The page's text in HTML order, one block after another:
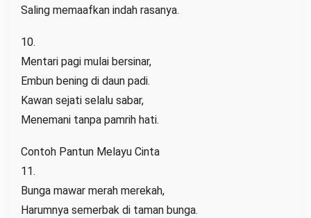
Saling memaafkan indah rasanya.
10.
Mentari pagi mulai bersinar,
Embun bening di daun padi.
Kawan sejati selalu sabar,
Menemani tanpa pamrih hati.
Contoh Pantun Melayu Cinta
11.
Bunga mawar merah merekah,
Harumnya semerbak di taman bunga.